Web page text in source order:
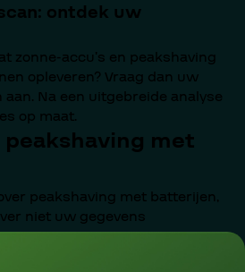
ontdek uw
zonne-accu’s en peakshaving
opleveren? Vraag dan uw
Na een uitgebreide analyse
op maat.
met
peakshaving met batterijen,
niet uw gegevens
contactmet ons op. We